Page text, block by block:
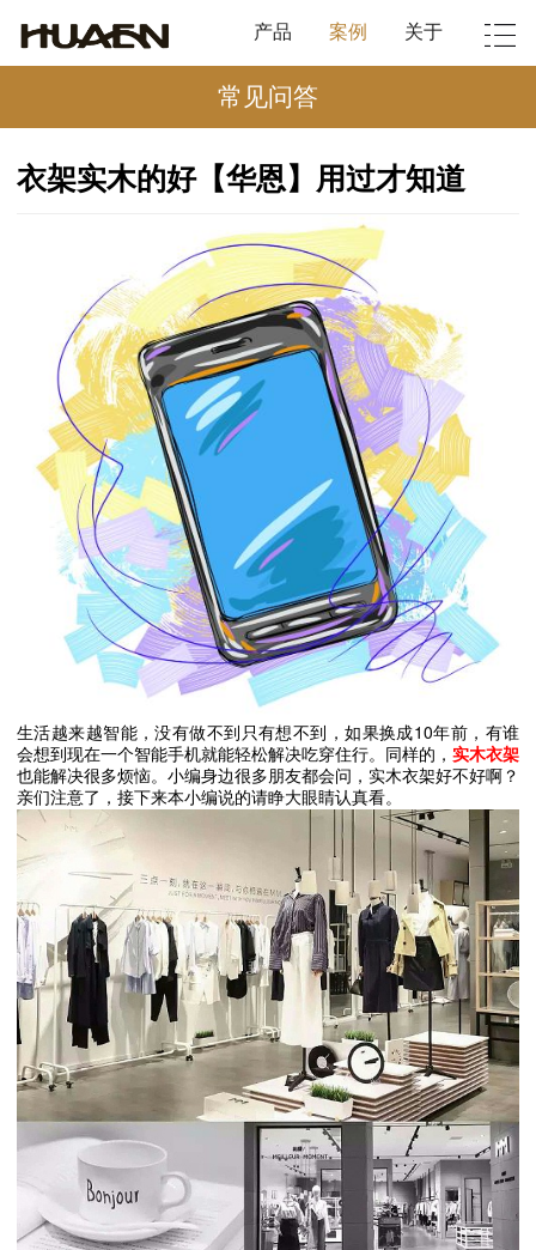
产品 案例 关于
常见问答
衣架实木的好【华恩】用过才知道
生活越来越智能，没有做不到只有想不到，如果换成10年前，有谁
会想到现在一个智能手机就能轻松解决吃穿住行。同样的， 实木衣架
也能解决很多烦恼。小编身边很多朋友都会问，实木衣架好不好啊？
亲们注意了，接下来本小编说的请睁大眼睛认真看。